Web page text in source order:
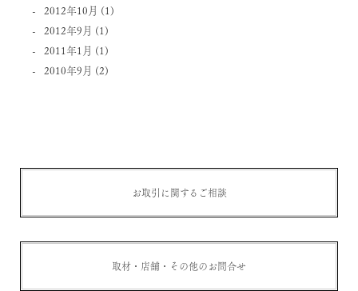
2012年10月 (1)
2012年9月 (1)
2011年1月 (1)
2010年9月 (2)
お取引に関するご相談
取材・店舗・その他のお問合せ